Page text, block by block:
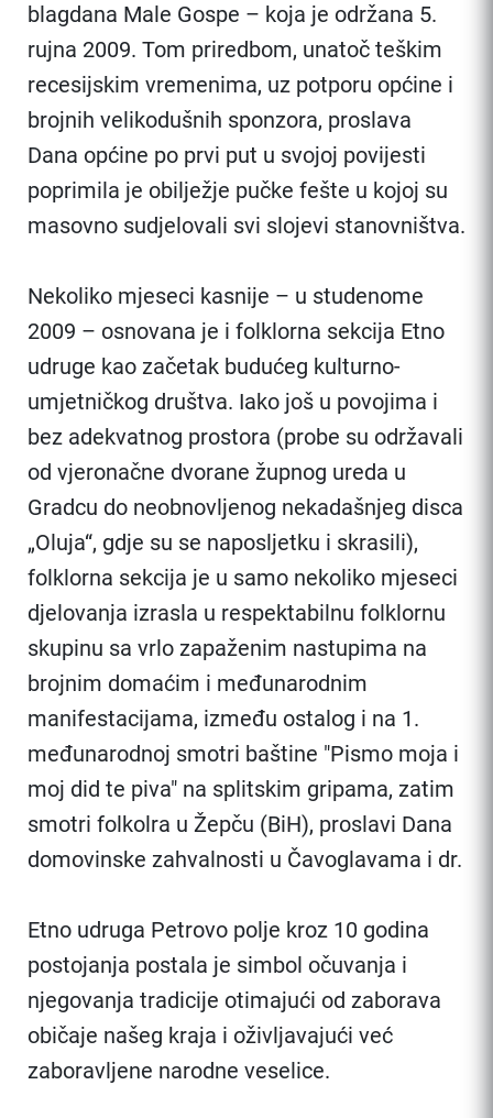
blagdana Male Gospe – koja je održana 5.
rujna 2009. Tom priredbom, unatoč teškim
recesijskim vremenima, uz potporu općine i
brojnih velikodušnih sponzora, proslava
Dana općine po prvi put u svojoj povijesti
poprimila je obilježje pučke fešte u kojoj su
masovno sudjelovali svi slojevi stanovništva.
Nekoliko mjeseci kasnije – u studenome
2009 – osnovana je i folklorna sekcija Etno
udruge kao začetak budućeg kulturno-
umjetničkog društva. Iako još u povojima i
bez adekvatnog prostora (probe su održavali
od vjeronačne dvorane župnog ureda u
Gradcu do neobnovljenog nekadašnjeg disca
„Oluja“, gdje su se naposljetku i skrasili),
folklorna sekcija je u samo nekoliko mjeseci
djelovanja izrasla u respektabilnu folklornu
skupinu sa vrlo zapaženim nastupima na
brojnim domaćim i međunarodnim
manifestacijama, između ostalog i na 1.
međunarodnoj smotri baštine "Pismo moja i
moj did te piva" na splitskim gripama, zatim
smotri folkolra u Žepču (BiH), proslavi Dana
domovinske zahvalnosti u Čavoglavama i dr.
Etno udruga Petrovo polje kroz 10 godina
postojanja postala je simbol očuvanja i
njegovanja tradicije otimajući od zaborava
običaje našeg kraja i oživljavajući već
zaboravljene narodne veselice.